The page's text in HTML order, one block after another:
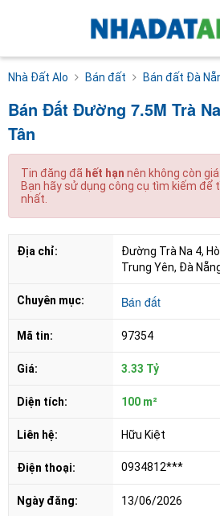
Nhà Đất Alo Bán đất Bán đất Đà
Bán Đất Đường 7.5M Trà
Tân
Tin đăng đã hết hạn nên không còn
Bạn hãy sử dụng công cụ tìm kiếm để
nhất.
Địa chỉ:
Đường Trà Na 4,
Trung Yên, Đà
Chuyên mục: Bán đất
Mã tin: 97354
Giá: 3.33 Tỷ
Diện tích: 100 m²
Liên hệ: Hữu Kiệt
Điện thoại: 0934812***
Ngày đăng: 13/06/2026